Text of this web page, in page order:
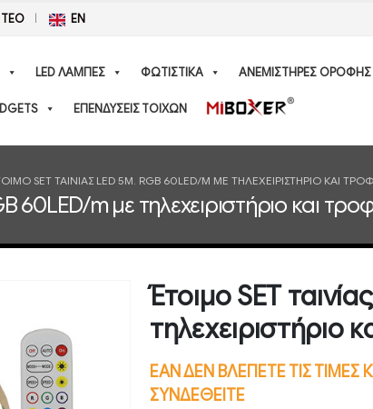
EN
LED ΛΑΜΠΕΣ ΦΩΤΙΣΤΙΚΑ ΑΝΕΜΙΣΤΗΡΕΣ ΟΡΟΦΗΣ
ΕΠΕΝΔΥΣΕΙΣ ΤΟΙΧΩΝ
SET ΤΑΙΝΊΑΣ LED 5M. RGB 60LED/M ΜΕ ΤΗΛΕΧΕΙΡΙΣΤΉΡΙΟ ΚΑΙ
60LED/m με τηλεχειριστήριο και
Έτοιμο SET
τηλεχειριστήριο
ΕΑΝ ΔΕΝ ΒΛΕΠΕΤΕ ΤΙΣ ΤΙΜΕΣ
ΣΥΝΔΕΘΕΙΤΕ